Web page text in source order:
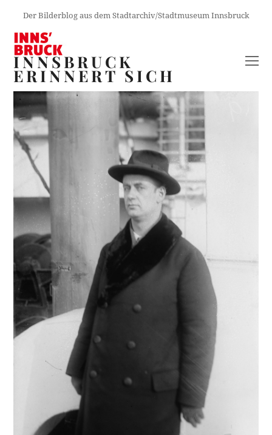
Der Bilderblog aus dem Stadtarchiv/Stadtmuseum Innsbruck
INNSBRUCK
ERINNERT SICH